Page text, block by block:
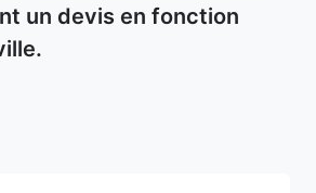
un devis en fonction